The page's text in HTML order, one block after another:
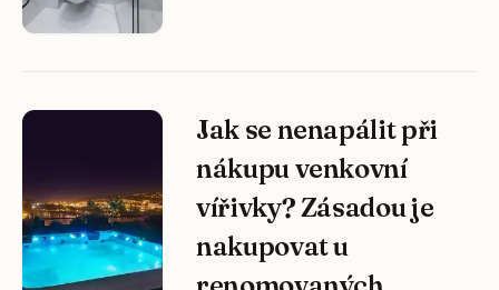
Jak se nenapálit při
nákupu venkovní
vířivky? Zásadou je
nakupovat u